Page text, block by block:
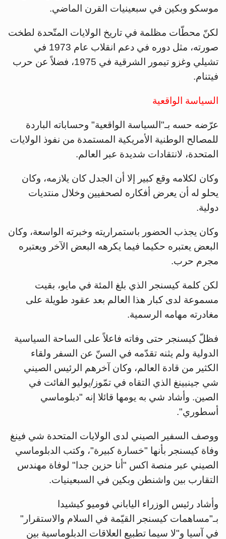
موسكو وبكين في سبعينيات القرن الماضي.
لكنّ محطّات مظلمة في تاريخ الولايات المتّحدة لطخت
صورته، مثل دوره في دعم انقلاب عام 1973 في
تشيلي وغزو تيمور الشرقية في 1975، فضلاً عن حرب
فيتنام.
السياسة الواقعية
عرّضه حسه بـ"السياسة الواقعية" وحساباته الباردة
للمصالح الوطنية الأمريكية المستمدة من نفوذ الولايات
المتحدة، لانتقادات شديدة عبر العالم.
وكان لكلامه وقع كبير إلا أن الجدل كان يلازمه، وكان
يحلو له أن يعرض أفكاره لصحفيين وخلال منتديات
دولية.
وكان يجذب الحضور باستمراريته وخبرته الواسعة، وكان
البعض يعتبره حكيما فيما يكرهه البعض الآخر ويعتبره
مجرم حرب.
لكن كلمة كيسنجر الذي بلغ المئة في مايو، بقيت
مسموعة لدى كبار هذا العالم بعد عقود طويلة على
مغادرته مهامه الرسمية.
فظلّ كيسنجر حتى وفاته فاعلاً على الساحة السياسية
الدولية ولم يثنه تقدّمه في السنّ عن السفر ولقاء
الكثير من قادة العالم، وكان آخرهم الرئيس الصيني
شي جينبينغ الذي التقاه في تمّوز/يوليو الفائت في
الصين. وأشاد شي به يومها قائلا إنه "دبلوماسي
أسطوري".
ووصف السفير الصيني لدى الولايات المتحدة شي فينغ
وفاة كيسنجر بأنها "خسارة كبيرة"، وكتب الدبلوماسي
الصيني عبر منصة اكس "أنا حزين جدا" لوفاة مهندس
التقارب بين واشنطن وبكين في السبعينيات.
وأشاد رئيس الوزراء الياباني فوميو كيشيدا
بـ"مساهمات كيسنجر القيّمة في السلام والاستقرار"
في آسيا و"لا سيما تطبيع العلاقات الدبلوماسية بين